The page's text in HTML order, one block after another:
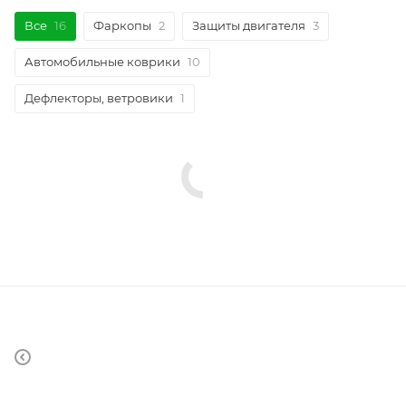
Все 16 Фаркопы 2 Защиты двигателя 3
Автомобильные коврики 10
Дефлекторы, ветровики 1